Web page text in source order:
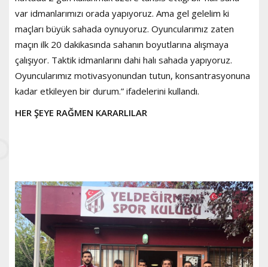
var idmanlarımızı orada yapıyoruz. Ama gel gelelim ki
maçları büyük sahada oynuyoruz. Oyuncularımız zaten
maçın ilk 20 dakikasında sahanın boyutlarına alışmaya
çalışıyor. Taktik idmanlarını dahi halı sahada yapıyoruz.
Oyuncularımız motivasyonundan tutun, konsantrasyonuna
kadar etkileyen bir durum.” ifadelerini kullandı.
HER ŞEYE RAĞMEN KARARLILAR